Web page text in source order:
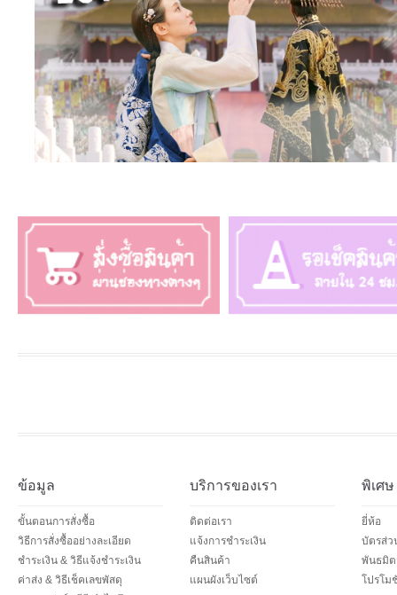
ข้อมูล
ขั้นตอนการสั่งซื้อ
วิธีการสั่งซื้ออย่างละเอียด
ชำระเงิน & วิธีแจ้งชำระเงิน
ค่าส่ง & วิธีเช็คเลขพัสดุ
บริการของเรา
ติดต่อเรา
แจ้งการชำระเงิน
คืนสินค้า
แผนผังเว็บไซต์
พิเศษ
ยี่ห้อ
บัตรส่ว
พันธมิต
โปรโม